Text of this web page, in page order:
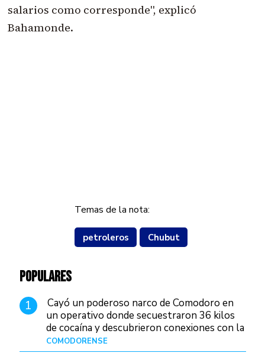
salarios como corresponde", explicó
Bahamonde.
Temas de la nota:
petroleros Chubut
POPULARES
1
Cayó un poderoso narco de Comodoro en
un operativo donde secuestraron 36 kilos
de cocaína y descubrieron conexiones con la
Patagonia
COMODORENSE